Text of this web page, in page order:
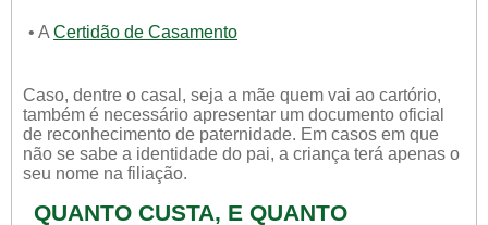
• A Certidão de Casamento
Caso, dentre o casal, seja a mãe quem vai ao cartório,
também é necessário apresentar um documento oficial
de reconhecimento de paternidade. Em casos em que
não se sabe a identidade do pai, a criança terá apenas o
seu nome na filiação.
QUANTO CUSTA, E QUANTO